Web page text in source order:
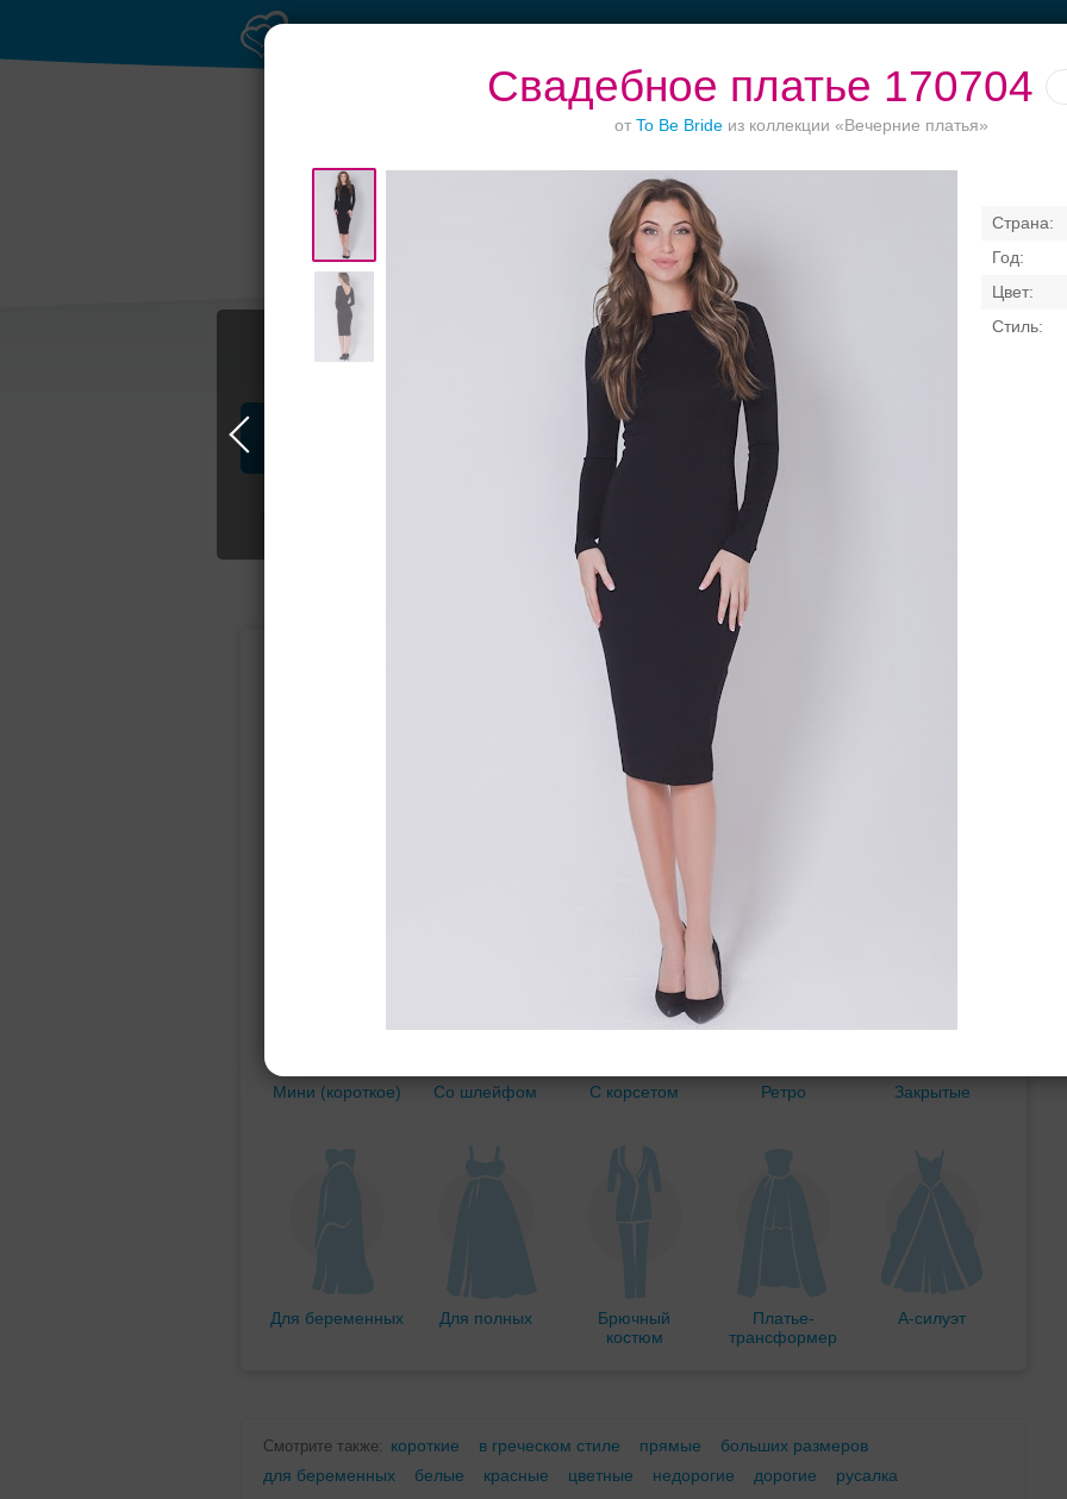
Свадебное платье 170704
от To Be Bride из коллекции «Вечерние платья»
Торжества за
городом
Свадебные платья Банкет
Подбор свадебного платья
По стилю
Русалка
Мини (короткое) Со шлейфом С корсетом Ретро Закрытые
Для беременных Для полных
Брючный
костюм
Платье-
трансформер
А-силуэт
Смотрите также: короткие в греческом стиле прямые
больших размеров
для беременных
белые красные цветные недорогие дорогие
русалка